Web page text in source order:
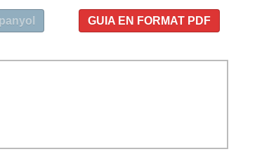
GUIA EN FORMAT PDF